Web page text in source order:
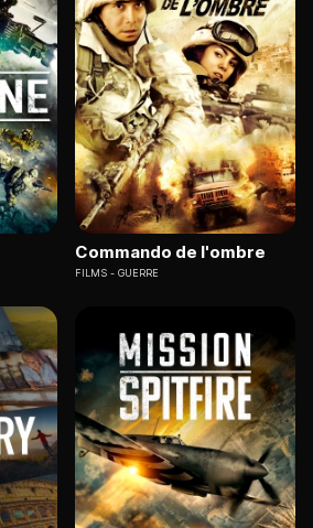
Commando de l'ombre
FILMS GUERRE